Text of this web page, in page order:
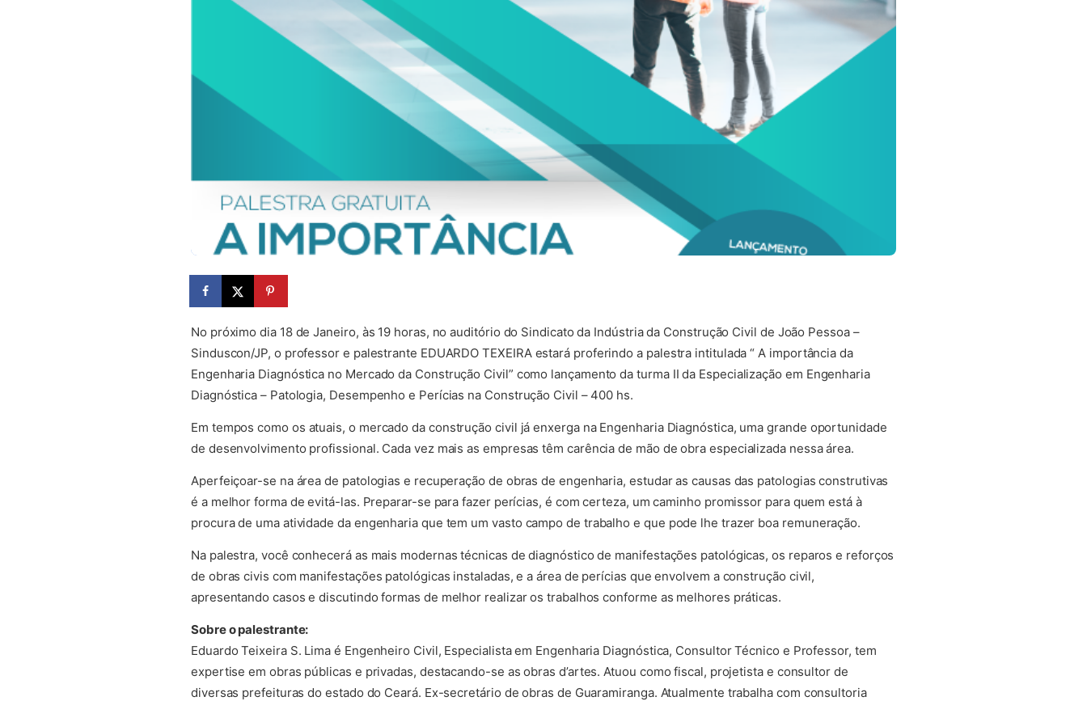
No próximo dia 18 de Janeiro, às 19 horas, no auditório do Sindicato da Indústria da Construção Civil de João Pessoa –
Sinduscon/JP, o professor e palestrante EDUARDO TEXEIRA estará proferindo a palestra intitulada “ A importância da
Engenharia Diagnóstica no Mercado da Construção Civil” como lançamento da turma II da Especialização em Engenharia
Diagnóstica – Patologia, Desempenho e Perícias na Construção Civil – 400 hs.
Em tempos como os atuais, o mercado da construção civil já enxerga na Engenharia Diagnóstica, uma grande oportunidade
de desenvolvimento profissional. Cada vez mais as empresas têm carência de mão de obra especializada nessa área.
Aperfeiçoar-se na área de patologias e recuperação de obras de engenharia, estudar as causas das patologias construtivas
é a melhor forma de evitá-las. Preparar-se para fazer perícias, é com certeza, um caminho promissor para quem está à
procura de uma atividade da engenharia que tem um vasto campo de trabalho e que pode lhe trazer boa remuneração.
Na palestra, você conhecerá as mais modernas técnicas de diagnóstico de manifestações patológicas, os reparos e reforços
de obras civis com manifestações patológicas instaladas, e a área de perícias que envolvem a construção civil,
apresentando casos e discutindo formas de melhor realizar os trabalhos conforme as melhores práticas.
Sobre o palestrante:
Eduardo Teixeira S. Lima é Engenheiro Civil, Especialista em Engenharia Diagnóstica, Consultor Técnico e Professor, tem
expertise em obras públicas e privadas, destacando-se as obras d’artes. Atuou como fiscal, projetista e consultor de
diversas prefeituras do estado do Ceará. Ex-secretário de obras de Guaramiranga. Atualmente trabalha com consultoria